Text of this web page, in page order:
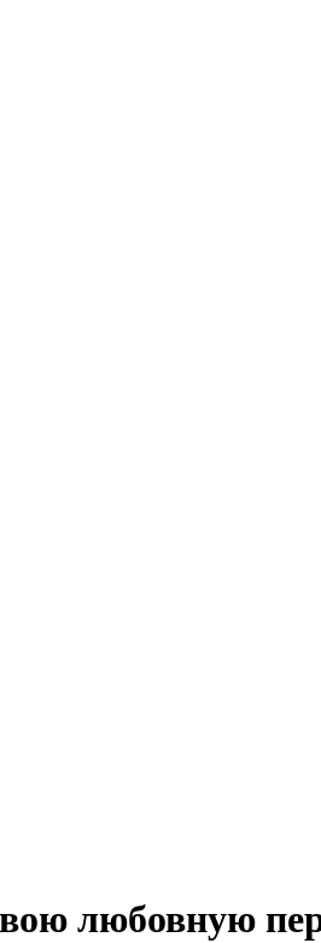
любовную